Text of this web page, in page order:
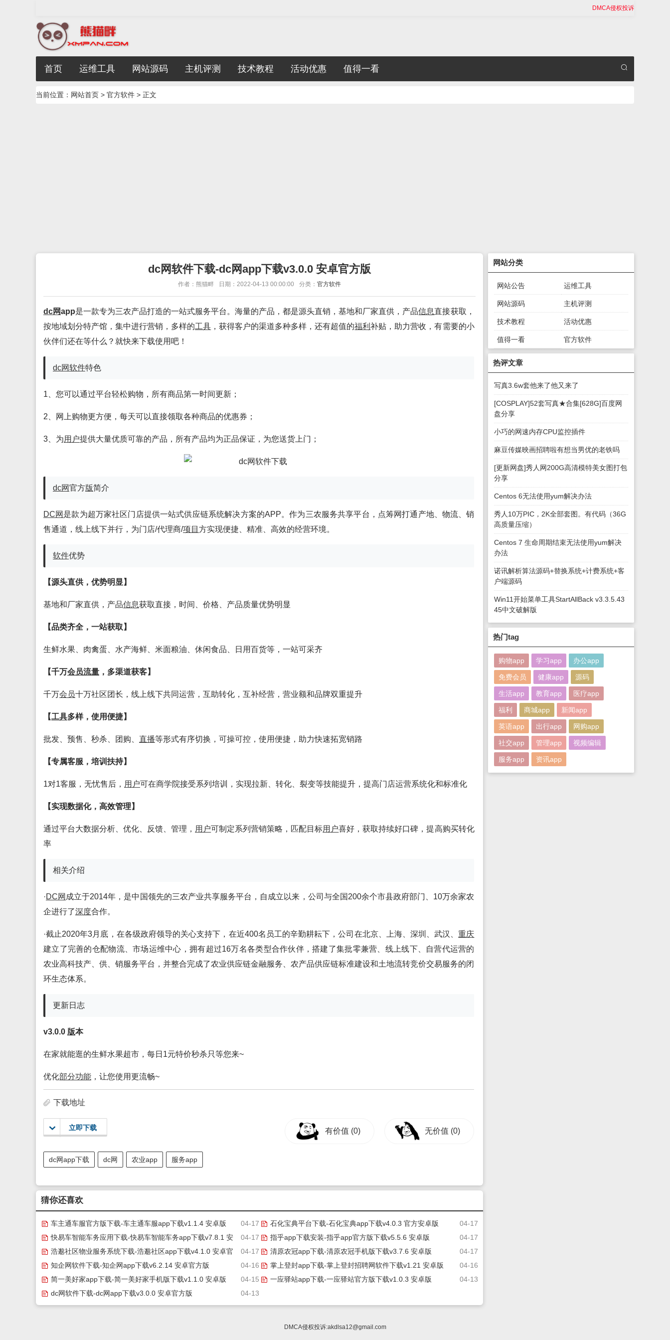
DMCA侵权投诉
首页 运维工具 网站源码 主机评测 技术教程 活动优惠 值得一看
当前位置： 网站首页 > 官方软件 > 正文
dc网软件下载-dc网app下载v3.0.0 安卓官方版
作者：熊猫畔 日期：2022-04-13 00:00:00 分类：官方软件
dc网app是一款专为三农产品打造的一站式服务平台。海量的产品，都是源头直销，基地和厂家直供，产品信息直接获取，
按地域划分特产馆，集中进行营销，多样的工具 ，获得客户的渠道多种多样，还有超值的福利补贴，助力营收，有需要的小
伙伴们还在等什么？就快来下载使用吧！
dc网软件特色
1、您可以通过平台轻松购物，所有商品第一时间更新；
2、网上购物更方便，每天可以直接领取各种商品的优惠券；
3、为用户提供大量优质可靠的产品，所有产品均为正品保证，为您送货上门；
dc网官方版简介
DC网 是款为超万家社区门店提供一站式供应链系统解决方案的APP。作为三农服务共享平台，点筹网打通产地、物流、销
售通道，线上线下并行，为门店/代理商/项目 方实现便捷、精准、高效的经营环境。
软件优势
【源头直供，优势明显】
基地和厂家直供，产品信息获取直接，时间、价格、产品质量优势明显
【品类齐全，一站获取】
生鲜水果、肉禽蛋、水产海鲜、米面粮油、休闲食品、日用百货等，一站可采齐
【千万会员流量 ，多渠道获客】
千万会员十万社区团长，线上线下共同运营，互助转化，互补经营，营业额和品牌双重提升
【工具多样，使用便捷】
批发、预售、秒杀、团购、 直播等形式有序切换，可操可控，使用便捷，助力快速拓宽销路
【专属客服，培训扶持】
1对1客服，无忧售后， 用户可在商学院接受系列培训，实现拉新、转化、裂变等技能提升，提高门店运营系统化和标准化
【实现数据化，高效管理】
通过平台大数据分析、优化、反馈、管理， 用户可制定系列营销策略，匹配目标用户喜好，获取持续好口碑，提高购买转化
率
相关介绍
·DC网 成立于2014年，是中国领先的三农产业共享服务平台，自成立以来，公司与全国200余个市县政府部门、10万余家农
企进行了深度合作。
·截止2020年3月底，在各级政府领导的关心支持下，在近400名员工的辛勤耕耘下，公司在北京、上海、深圳、武汉、重庆
建立了完善的仓配物流、市场运维中心，拥有超过16万名各类型合作伙伴，搭建了集批零兼营、线上线下、自营代运营的
农业高科技产、供、销服务平台，并整合完成了农业供应链金融服务、农产品供应链标准建设和土地流转竞价交易服务的闭
环生态体系。
更新日志
v3.0.0 版本
在家就能逛的生鲜水果超市，每日1元特价秒杀只等您来~
优化部分功能 ，让您使用更流畅~
下载地址
立即下载 有价值 (0) 无价值 (0)
dc网app下载 dc网 农业app 服务app
猜你还喜欢
04-17
车主通车服官方版下载-车主通车服app下载v1.1.4 安卓版 04-17
石化宝典平台下载-石化宝典app下载v4.0.3 官方安卓版
04-17
快易车智能车务应用下载-快易车智能车务app下载v7.8.1 安
卓版
04-17
指乎app下载安装-指乎app官方版下载v5.5.6 安卓版
04-17
浩邈社区物业服务系统下载-浩邈社区app下载v4.1.0 安卓官
方版
04-17
清原农冠app下载-清原农冠手机版下载v3.7.6 安卓版
04-16
知企网软件下载-知企网app下载v6.2.14 安卓官方版 04-16
掌上登封app下载-掌上登封招聘网软件下载v1.21 安卓版
04-15
简一美好家app下载-简一美好家手机版下载v1.1.0 安卓版 04-13
一应驿站app下载-一应驿站官方版下载v1.0.3 安卓版
04-13
dc网软件下载-dc网app下载v3.0.0 安卓官方版
网站分类
网站公告 运维工具
网站源码 主机评测
技术教程 活动优惠
值得一看
绿色软件
官方软件
热评文章
写真3.6w套他来了他又来了
[COSPLAY]52套写真★合集[628G]百度网
盘分享
小巧的网速内存CPU监控插件
麻豆传媒映画招聘啦有想当男优的老铁吗
[更新网盘]秀人网200G高清模特美女图打包
分享
Centos 6无法使用yum解决办法
秀人10万PIC，2K全部套图。有代码（36G
高质量压缩）
Centos 7 生命周期结束无法使用yum解决
办法
诺讯解析算法源码+替换系统+计费系统+客
户端源码
Win11开始菜单工具StartAllBack v3.3.5.43
45中文破解版
热门tag
购物app 学习app 办公app
免费会员 健康app 源码
生活app 教育app 医疗app
福利 商城app 新闻app
英语app 出行app 网购app
社交app 管理app 视频编辑
服务app 资讯app
DMCA侵权投诉:akdlsa12@gmail.com